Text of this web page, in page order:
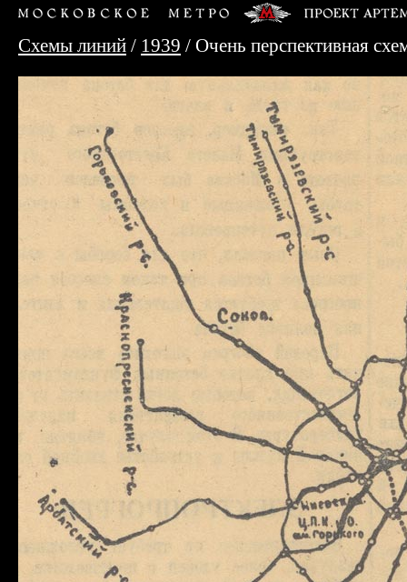
Схемы линий / 1939 / Очень перспективная